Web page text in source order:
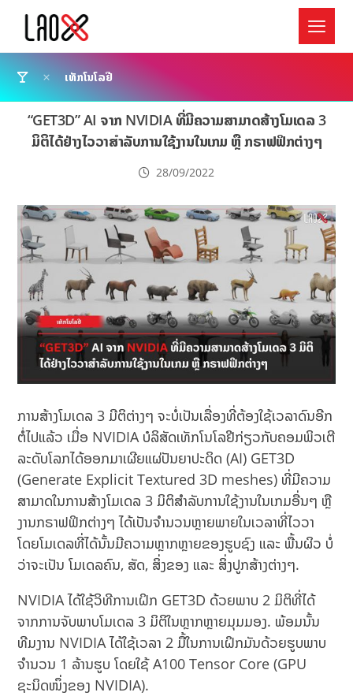
ເທັກໂນໂລຢີ
“GET3D” AI ຈາກ NVIDIA ທີ່ມີຄວາມສາມາດສ້າງໂມເດລ 3
ມິຕິໄດ້ຢ່າງໄວວາສຳລັບການໃຊ້ງານໃນເກມ ຫຼື ກຣາຟຟິກຕ່າງໆ
28/09/2022
ການສ້າງໂມເດລ 3 ມີຕິຕ່າງໆ ຈະບໍ່ເປັນເລື່ອງທີ່ຕ້ອງໃຊ້ເວລາດົນອີກ
ຕໍ່ໄປແລ້ວ ເມື່ອ NVIDIA ບໍລິສັດເທັກໂນໂລຢີກ່ຽວກັບຄອມພິວເຕີ
ລະດັບໂລກໄດ້ອອກມາເຜີຍແຜ່ປັນຍາປະດິດ (AI) GET3D
(Generate Explicit Textured 3D meshes) ທີ່ມີຄວາມ
ສາມາດໃນການສ້າງໂມເດລ 3 ມິຕິສຳລັບການໃຊ້ງານໃນເກມອື່ນໆ ຫຼື
ງານກຣາຟຟິກຕ່າງໆ ໄດ້ເປັນຈໍານວນຫຼາຍພາຍໃນເວລາທີ່ໄວວາ
ໂດຍໂມເດລທີ່ໄດ້ນັ້ນມີຄວາມຫຼາກຫຼາຍຂອງຮູບຊົງ ແລະ ພື້ນຜິວ ບໍ່
ວ່າຈະເປັນ ໂມເດລຄົນ, ສັດ, ສິ່ງຂອງ ແລະ ສິ່ງປູກສ້າງຕ່າງໆ.
NVIDIA ໄດ້ໃຊ້ວິທີການເຝິກ GET3D ດ້ວຍພາບ 2 ມິຕິທີ່ໄດ້
ຈາກການຈັບພາບໂມເດລ 3 ມິຕິໃນຫຼາກຫຼາຍມຸມມອງ. ພ້ອມນັ້ນ
ທີມງານ NVIDIA ໄດ້ໃຊ້ເວລາ 2 ມື້ໃນການເຝິກມັນດ້ວຍຮູບພາບ
ຈໍານວນ 1 ລ້ານຮູບ ໂດຍໃຊ້ A100 Tensor Core (GPU
ຊະນິດໜຶ່ງຂອງ NVIDIA).